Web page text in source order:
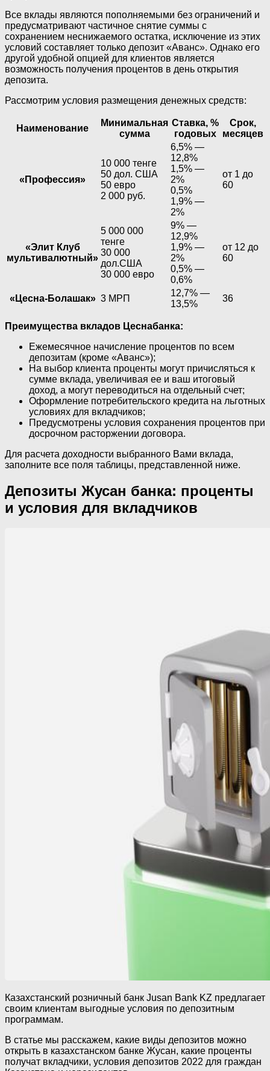
Все вклады являются пополняемыми без ограничений и
предусматривают частичное снятие суммы с
сохранением неснижаемого остатка, исключение из этих
условий составляет только депозит «Аванс». Однако его
другой удобной опцией для клиентов является
возможность получения процентов в день открытия
депозита.
Рассмотрим условия размещения денежных средств:
Наименование
Минимальная
сумма
Ставка, %
годовых
Срок,
месяцев
«Профессия»
10 000 тенге
50 дол. США
50 евро
2 000 руб.
6,5% —
12,8%
1,5% —
2%
0,5%
1,9% —
2%
от 1 до
60
«Элит Клуб
мультивалютный»
5 000 000
тенге
30 000
дол.США
30 000 евро
9% —
12,9%
1,9% —
2%
0,5% —
0,6%
от 12 до
60
«Цесна-Болашак» 3 МРП
12,7% —
13,5%
36
Преимущества вкладов Цеснабанка:
Ежемесячное начисление процентов по всем
депозитам (кроме «Аванс»);
На выбор клиента проценты могут причисляться к
сумме вклада, увеличивая ее и ваш итоговый
доход, а могут переводиться на отдельный счет;
Оформление потребительского кредита на льготных
условиях для вкладчиков;
Предусмотрены условия сохранения процентов при
досрочном расторжении договора.
Для расчета доходности выбранного Вами вклада,
заполните все поля таблицы, представленной ниже.
Депозиты Жусан банка: проценты
и условия для вкладчиков
Казахстанский розничный банк Jusan Bank KZ предлагает
своим клиентам выгодные условия по депозитным
программам.
В статье мы расскажем, какие виды депозитов можно
открыть в казахстанском банке Жусан, какие проценты
получат вкладчики, условия депозитов 2022 для граждан